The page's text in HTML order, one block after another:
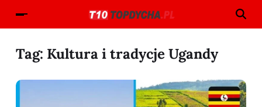
Tag: Kultura i tradycje Ugandy